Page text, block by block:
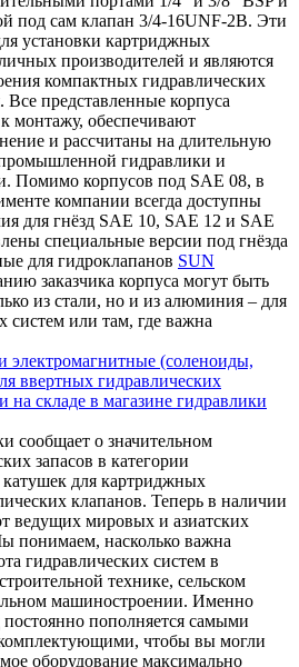
под сам клапан 3/4-16UNF-2B. Эти
установки картриджных
производителей и являются
компактных гидравлических
Все представленные корпуса
монтажу, обеспечивают
и рассчитаны на длительную
гидравлики и
Помимо корпусов под SAE 08, в
компании всегда доступны
для гнёзд SAE 10, SAE 12 и SAE
специальные версии под гнёзда
для гидроклапанов SUN
заказчика корпуса могут быть
из стали, но и из алюминия – для
систем или там, где важна
электромагнитные (соленоиды,
ввертных гидравлических
на складе в магазине гидравлики
сообщает о значительном
запасов в категории
для картриджных
клапанов. Теперь в наличии
ведущих мировых и азиатских
понимаем, насколько важна
гидравлических систем в
технике, сельском
машиностроении. Именно
пополняется самыми
чтобы вы могли
оборудование максимально